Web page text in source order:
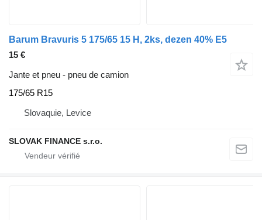
Barum Bravuris 5 175/65 15 H, 2ks, dezen 40% E5
15 €
Jante et pneu - pneu de camion
175/65 R15
Slovaquie, Levice
SLOVAK FINANCE s.r.o.